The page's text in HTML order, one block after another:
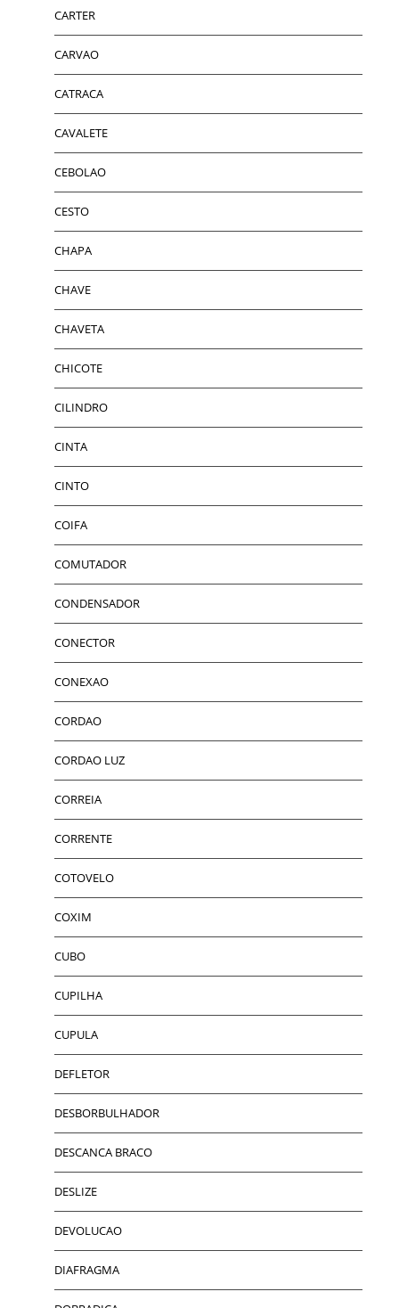
CARTER
CARVAO
CATRACA
CAVALETE
CEBOLAO
CESTO
CHAPA
CHAVE
CHAVETA
CHICOTE
CILINDRO
CINTA
CINTO
COIFA
COMUTADOR
CONDENSADOR
CONECTOR
CONEXAO
CORDAO
CORDAO LUZ
CORREIA
CORRENTE
COTOVELO
COXIM
CUBO
CUPILHA
CUPULA
DEFLETOR
DESBORBULHADOR
DESCANCA BRACO
DESLIZE
DEVOLUCAO
DIAFRAGMA